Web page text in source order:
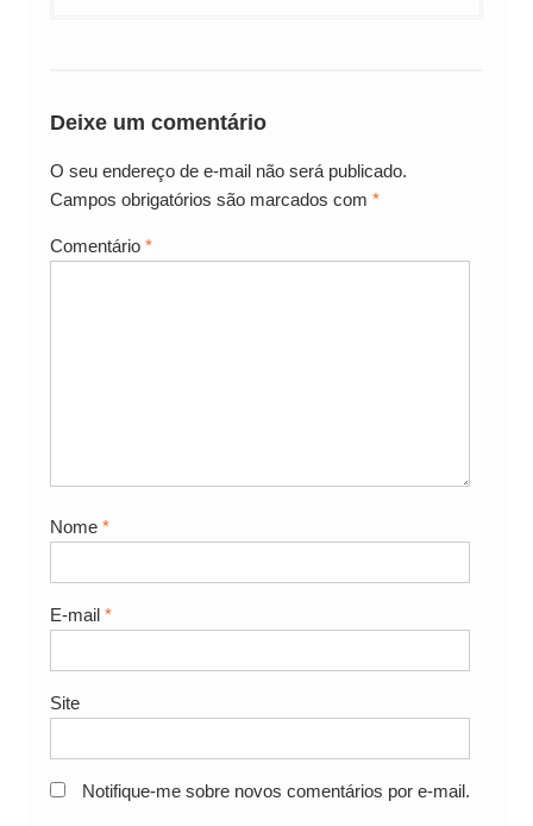
Deixe um comentário
O seu endereço de e-mail não será publicado.
Campos obrigatórios são marcados com *
Comentário *
Nome *
E-mail *
Site
Notifique-me sobre novos comentários por e-mail.